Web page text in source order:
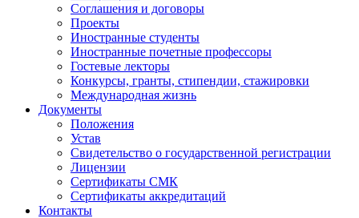
Соглашения и договоры
Проекты
Иностранные студенты
Иностранные почетные профессоры
Гостевые лекторы
Конкурсы, гранты, стипендии, стажировки
Международная жизнь
Документы
Положения
Устав
Свидетельство о государственной регистрации
Лицензии
Сертификаты СМК
Сертификаты аккредитаций
Контакты